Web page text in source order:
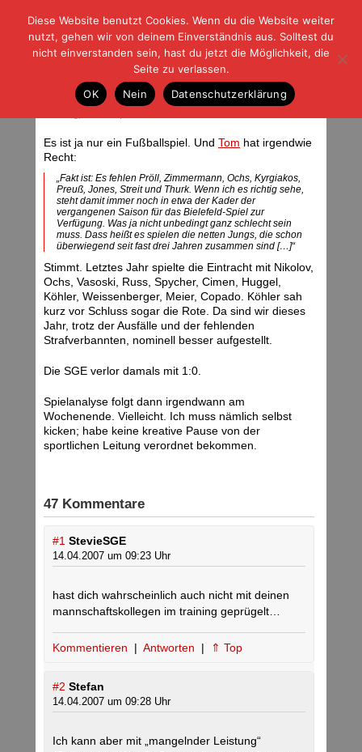
| | |BLOG-GFußball und der Rest
HOME|REGELN|IMPRESSUM |DATENSCHUTZ
DSC Arminia Bielfeld – Eintracht
Frankfurt
Es ist ja nur ein Fußballspiel. Und Tom hat irgendwie
Recht:
„Fakt ist: Es fehlen Pröll, Zimmermann, Ochs, Kyrgiakos,
Preuß, Jones, Streit und Thurk. Wenn ich es richtig sehe,
steht damit immer noch in etwa der Kader der
vergangenen Saison für das Bielefeld-Spiel zur
Verfügung. Was ja nicht unbedingt ganz schlecht sein
muss. Dass heißt es spielen die netten Jungs, die schon
überwiegend seit fast drei Jahren zusammen sind […]“
Stimmt. Letztes Jahr spielte die Eintracht mit Nikolov,
Ochs, Vasoski, Russ, Spycher, Cimen, Huggel,
Köhler, Weissenberger, Meier, Copado. Köhler sah
kurz vor Schluss sogar die Rote. Da sind wir dieses
Jahr, trotz der Ausfälle und der fehlenden
Strafverbannten, nominell besser aufgestellt.
Die SGE verlor damals mit 1:0.
Spielanalyse folgt dann irgendwann am
Wochenende. Vielleicht. Ich muss nämlich selbst
kicken; habe keine kreative Pause von der
sportlichen Leitung verordnet bekommen.
47 Kommentare
#1 StevieSGE
14.04.2007 um 09:23 Uhr
hast dich wahrscheinlich auch nicht mit deinen
mannschaftskollegen im training geprügelt…
Kommentieren | Antworten | ⇑ Top
#2 Stefan
14.04.2007 um 09:28 Uhr
Ich kann aber mit „mangelnder Leistung“
Diese Website benutzt Cookies. Wenn du die Website weiter
nutzt, gehen wir von deinem Einverständnis aus. Solltest du
nicht einverstanden sein, hast du jetzt die Möglichkeit, die
Seite zu verlassen.
OK
Nein Datenschutzerklärung